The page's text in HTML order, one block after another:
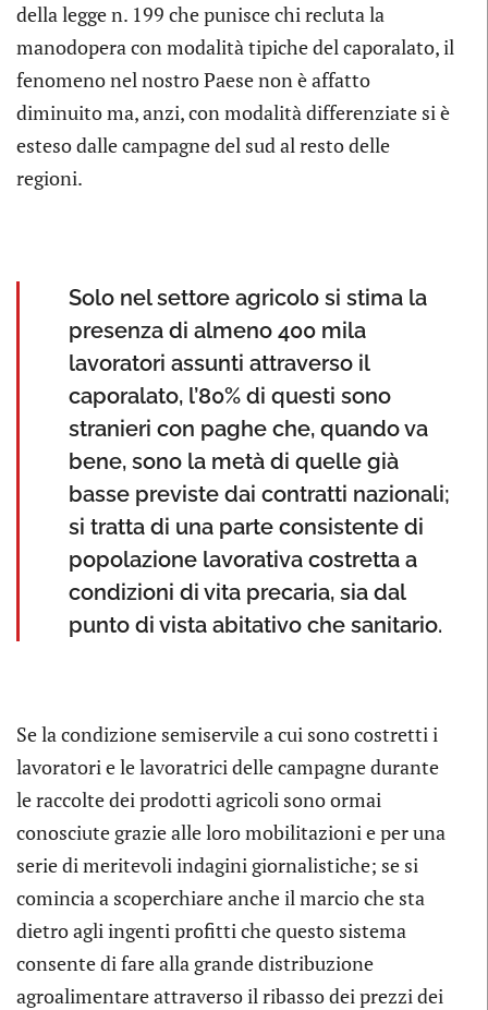
della legge n. 199 che punisce chi recluta la
manodopera con modalità tipiche del caporalato, il
fenomeno nel nostro Paese non è affatto
diminuito ma, anzi, con modalità differenziate si è
esteso dalle campagne del sud al resto delle
regioni.
Solo nel settore agricolo si stima la
presenza di almeno 400 mila
lavoratori assunti attraverso il
caporalato, l’80% di questi sono
stranieri con paghe che, quando va
bene, sono la metà di quelle già
basse previste dai contratti nazionali;
si tratta di una parte consistente di
popolazione lavorativa costretta a
condizioni di vita precaria, sia dal
punto di vista abitativo che sanitario.
Se la condizione semiservile a cui sono costretti i
lavoratori e le lavoratrici delle campagne durante
le raccolte dei prodotti agricoli sono ormai
conosciute grazie alle loro mobilitazioni e per una
serie di meritevoli indagini giornalistiche; se si
comincia a scoperchiare anche il marcio che sta
dietro agli ingenti profitti che questo sistema
consente di fare alla grande distribuzione
agroalimentare attraverso il ribasso dei prezzi dei